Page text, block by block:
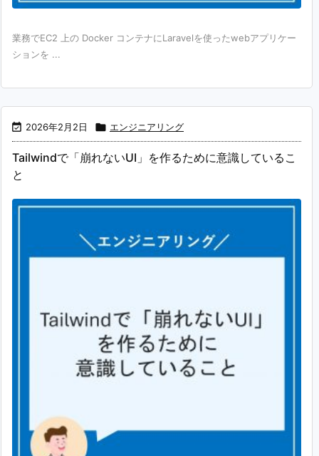
業務でEC2 上の Docker コンテナにLaravelを使ったwebアプリケー
ションを ...
 2026年2月2日  エンジニアリング
Tailwindで「崩れないUI」を作るために意識しているこ
と